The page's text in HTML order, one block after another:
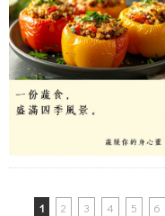
1 2 3 4 5 6